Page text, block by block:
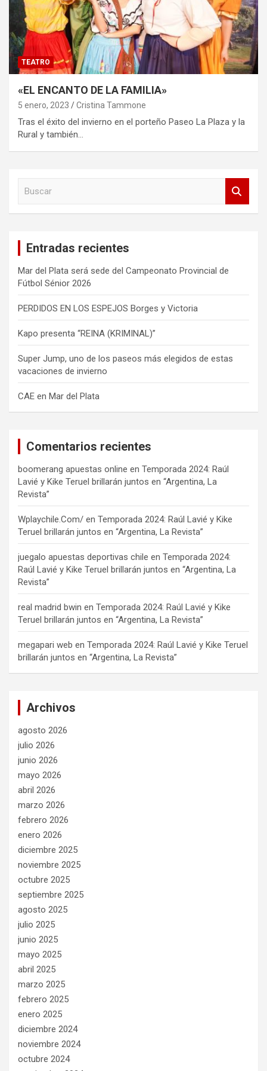
TEATRO
«EL ENCANTO DE LA FAMILIA»
5 enero, 2023 Cristina Tammone
Tras el éxito del invierno en el porteño Paseo La Plaza y la
Rural y también…
Entradas recientes
Mar del Plata será sede del Campeonato Provincial de
Fútbol Sénior 2026
PERDIDOS EN LOS ESPEJOS Borges y Victoria
Kapo presenta “REINA (KRIMINAL)”
Super Jump, uno de los paseos más elegidos de estas
vacaciones de invierno
CAE en Mar del Plata
Comentarios recientes
boomerang apuestas online en Temporada 2024: Raúl
Lavié y Kike Teruel brillarán juntos en “Argentina, La
Revista”
Wplaychile.Com/ en Temporada 2024: Raúl Lavié y Kike
Teruel brillarán juntos en “Argentina, La Revista”
juegalo apuestas deportivas chile en Temporada 2024:
Raúl Lavié y Kike Teruel brillarán juntos en “Argentina, La
Revista”
real madrid bwin en Temporada 2024: Raúl Lavié y Kike
Teruel brillarán juntos en “Argentina, La Revista”
megapari web en Temporada 2024: Raúl Lavié y Kike Teruel
brillarán juntos en “Argentina, La Revista”
Archivos
agosto 2026
julio 2026
junio 2026
mayo 2026
abril 2026
marzo 2026
febrero 2026
enero 2026
diciembre 2025
noviembre 2025
octubre 2025
septiembre 2025
agosto 2025
julio 2025
junio 2025
mayo 2025
abril 2025
marzo 2025
febrero 2025
enero 2025
diciembre 2024
noviembre 2024
octubre 2024